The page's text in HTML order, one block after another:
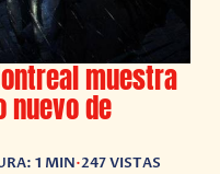
muestra
nuevo de
1 MIN•247 VISTAS